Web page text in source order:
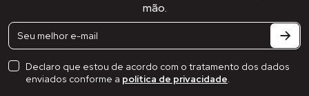
mão.
Declaro que estou de acordo com o tratamento dos dados
enviados conforme a política de privacidade.